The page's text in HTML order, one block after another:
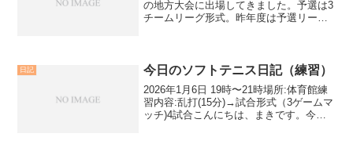
の地方大会に出場してきました。予選は3
チームリーグ形式。昨年度は予選リーグ
最高の成績です。今...
日記 今日のソフトテニス日記（練習）
2026年1月6日 19時〜21時場所:体育館練
習内容:乱打(15分)→試合形式（3ゲームマ
ッチ)4試合こんにちは、まきです。今日